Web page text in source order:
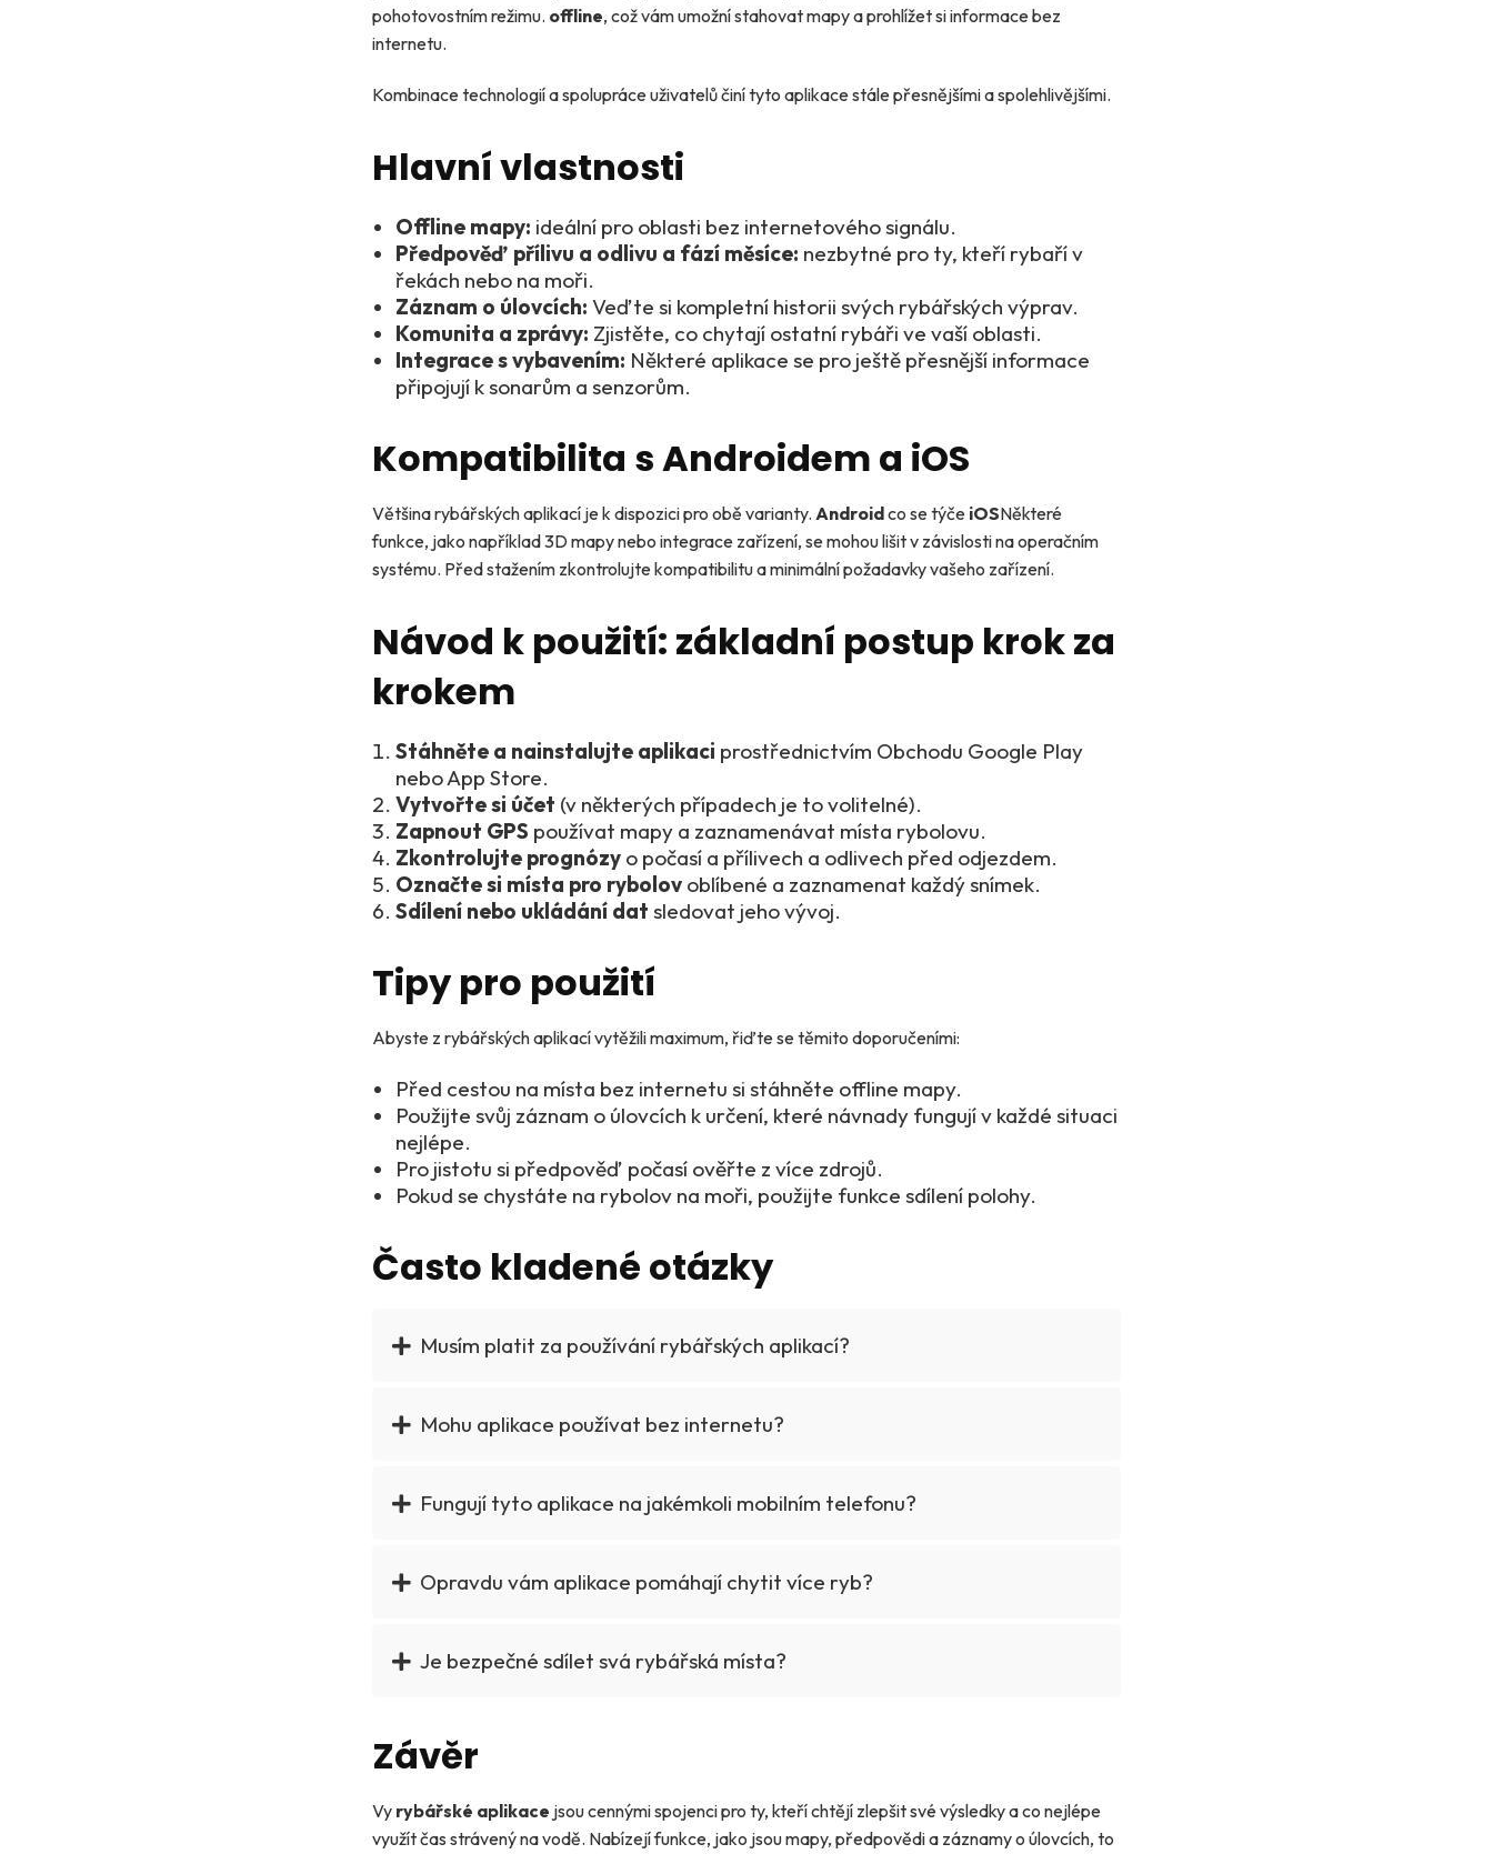
pohotovostním režimu. offline, což vám umožní stahovat mapy a prohlížet si informace bez
internetu.
Kombinace technologií a spolupráce uživatelů činí tyto aplikace stále přesnějšími a spolehlivějšími.
Hlavní vlastnosti
Offline mapy: ideální pro oblasti bez internetového signálu.
Předpověď přílivu a odlivu a fází měsíce: nezbytné pro ty, kteří rybaří v
řekách nebo na moři.
Záznam o úlovcích: Veďte si kompletní historii svých rybářských výprav.
Komunita a zprávy: Zjistěte, co chytají ostatní rybáři ve vaší oblasti.
Integrace s vybavením: Některé aplikace se pro ještě přesnější informace
připojují k sonarům a senzorům.
Kompatibilita s Androidem a iOS
Většina rybářských aplikací je k dispozici pro obě varianty.Androidco se týče iOSNěkteré
funkce, jako například 3D mapy nebo integrace zařízení, se mohou lišit v závislosti na operačním
systému. Před stažením zkontrolujte kompatibilitu a minimální požadavky vašeho zařízení.
Návod k použití: základní postup krok za
krokem
Stáhněte a nainstalujte aplikaci prostřednictvím Obchodu Google Play
nebo App Store.
Vytvořte si účet (v některých případech je to volitelné).
Zapnout GPS používat mapy a zaznamenávat místa rybolovu.
Zkontrolujte prognózy o počasí a přílivech a odlivech před odjezdem.
Označte si místa pro rybolov oblíbené a zaznamenat každý snímek.
Sdílení nebo ukládání dat sledovat jeho vývoj.
Tipy pro použití
Abyste z rybářských aplikací vytěžili maximum, řiďte se těmito doporučeními:
Před cestou na místa bez internetu si stáhněte offline mapy.
Použijte svůj záznam o úlovcích k určení, které návnady fungují v každé situaci
nejlépe.
Pro jistotu si předpověď počasí ověřte z více zdrojů.
Pokud se chystáte na rybolov na moři, použijte funkce sdílení polohy.
Často kladené otázky
Musím platit za používání rybářských aplikací?
Mohu aplikace používat bez internetu?
Fungují tyto aplikace na jakémkoli mobilním telefonu?
Opravdu vám aplikace pomáhají chytit více ryb?
Je bezpečné sdílet svá rybářská místa?
Závěr
Vy rybářské aplikace jsou cennými spojenci pro ty, kteří chtějí zlepšit své výsledky a co nejlépe
využít čas strávený na vodě. Nabízejí funkce, jako jsou mapy, předpovědi a záznamy o úlovcích, to